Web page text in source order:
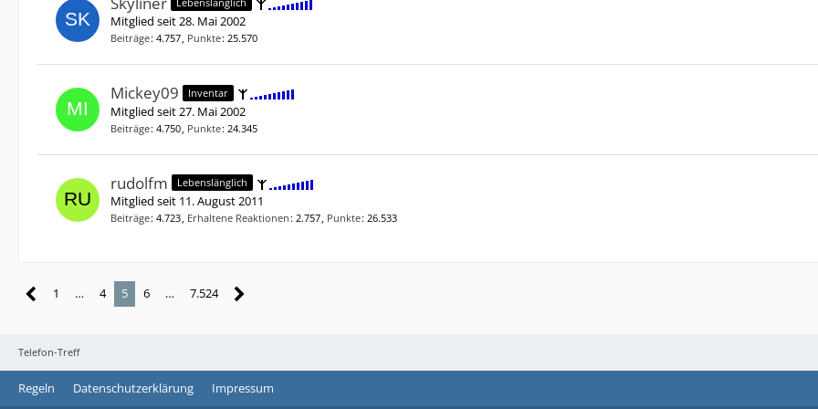
Telefon-Treff
Mitglied seit 28. Mai 2002
Beiträge 4.757 Punkte 25.570
Mickey09 Inventar
Mitglied seit 27. Mai 2002
Beiträge 4.750 Punkte 24.345
rudolfm Lebenslänglich
Mitglied seit 11. August 2011
Beiträge 4.723 Erhaltene Reaktionen 2.757 Punkte 26.533
1 … 4 5 6 … 7.524
Regeln Datenschutzerklärung Impressum